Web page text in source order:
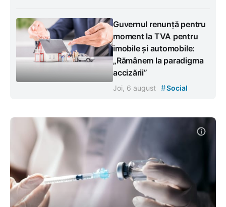
Guvernul renunță pentru
moment la TVA pentru
imobile și automobile:
„Rămânem la paradigma
accizării”
Joi, 6 august #Social